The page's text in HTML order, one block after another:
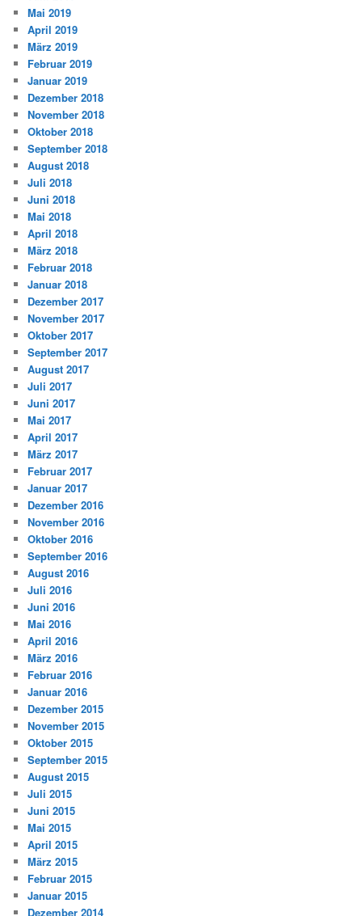
Mai 2019
April 2019
März 2019
Februar 2019
Januar 2019
Dezember 2018
November 2018
Oktober 2018
September 2018
August 2018
Juli 2018
Juni 2018
Mai 2018
April 2018
März 2018
Februar 2018
Januar 2018
Dezember 2017
November 2017
Oktober 2017
September 2017
August 2017
Juli 2017
Juni 2017
Mai 2017
April 2017
März 2017
Februar 2017
Januar 2017
Dezember 2016
November 2016
Oktober 2016
September 2016
August 2016
Juli 2016
Juni 2016
Mai 2016
April 2016
März 2016
Februar 2016
Januar 2016
Dezember 2015
November 2015
Oktober 2015
September 2015
August 2015
Juli 2015
Juni 2015
Mai 2015
April 2015
März 2015
Februar 2015
Januar 2015
Dezember 2014